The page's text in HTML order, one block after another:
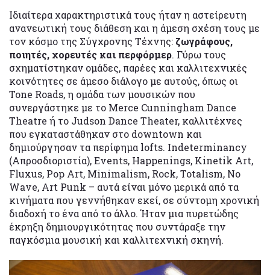
Ιδιαίτερα χαρακτηριστικά τους ήταν η αστείρευτη
ανανεωτική τους διάθεση και η άμεση σχέση τους με
τον κόσμο της Σύγχρονης Τέχνης: ζωγράφους,
ποιητές, χορευτές και περφόρμερ. Γύρω τους
σχηματίστηκαν ομάδες, παρέες και καλλιτεχνικές
κοινότητες σε άμεσο διάλογο με αυτούς, όπως οι
Tone Roads, η ομάδα των μουσικών που
συνεργάστηκε με το Merce Cunningham Dance
Theatre ή το Judson Dance Theater, καλλιτέχνες
που εγκαταστάθηκαν στο downtown και
δημιούργησαν τα περίφημα lofts. Indeterminancy
(Απροσδιοριστία), Events, Happenings, Kinetik Art,
Fluxus, Pop Art, Minimalism, Rock, Totalism, Νo
Wave, Art Punk – αυτά είναι μόνο μερικά από τα
κινήματα που γεννήθηκαν εκεί, σε σύντομη χρονική
διαδοχή το ένα από το άλλο. Ήταν μια πυρετώδης
έκρηξη δημιουργικότητας που συντάραξε την
παγκόσμια μουσική και καλλιτεχνική σκηνή.